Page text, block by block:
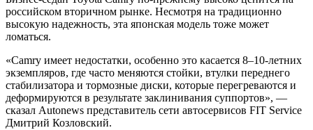
российском вторичном рынке. Несмотря на традиционно
высокую надежность, эта японская модель тоже может
ломаться.
«Camry имеет недостатки, особенно это касается 8–10-летних
экземпляров, где часто меняются стойки, втулки переднего
стабилизатора и тормозные диски, которые перегреваются и
деформируются в результате заклинивания суппортов», —
сказал Autonews представитель сети автосервисов FIT Service
Дмитрий Козловский.